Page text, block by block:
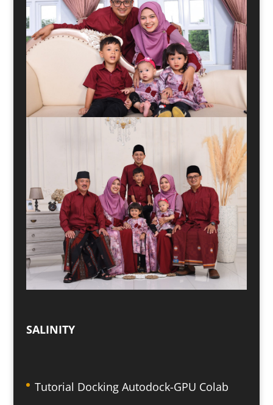
SALINITY
Tutorial Docking Autodock-GPU Colab